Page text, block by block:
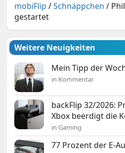
mobiFlip /Schnäppchen /
gestartet
Weitere Neuigkeiten
Mein Tipp der
in Kommentar
backFlip 32/2026:
Xbox beerdigt die
in Gaming
77 Prozent der E-